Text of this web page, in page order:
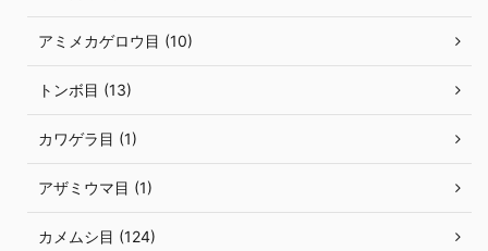
アミメカゲロウ目 (10)
トンボ目 (13)
カワゲラ目 (1)
アザミウマ目 (1)
カメムシ目 (124)